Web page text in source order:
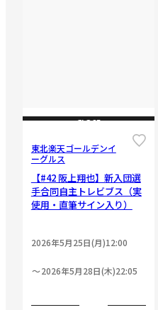
CLOSE
東北楽天ゴールデンイ
ーグルス
【#42 阪上翔也】新入団選
手合同自主トレビブス（実
使用・直筆サイン入り）
2026年5月25日(月)12:00
2026年5月28日(木)22:05